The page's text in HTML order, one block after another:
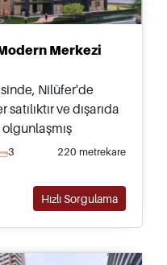
Merkezi
Nilüfer'de
ve dışarıda
– en kısa
3 220 metrekare
Hızlı Sorgulama